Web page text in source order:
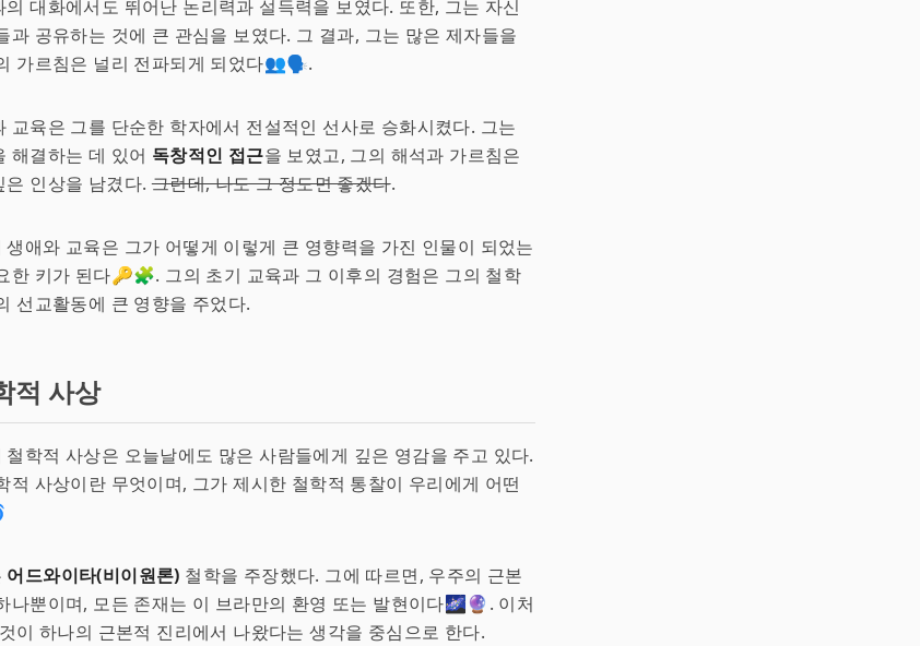
대화에서도 뛰어난 논리력과 설득력을 보였다. 또한, 그는 자신
과 공유하는 것에 큰 관심을 보였다. 그 결과, 그는 많은 제자들을
가르침은 널리 전파되게 되었다👥🗣.
교육은 그를 단순한 학자에서 전설적인 선사로 승화시켰다. 그는
해결하는 데 있어 독창적인 접근을 보였고, 그의 해석과 가르침은
은 인상을 남겼다.그런데, 나도 그 정도면 좋겠다.
애와 교육은 그가 어떻게 이렇게 큰 영향력을 가진 인물이 되었는
한 키가 된다🔑🧩. 그의 초기 교육과 그 이후의 경험은 그의 철학
선교활동에 큰 영향을 주었다.
적 사상
학적 사상은 오늘날에도 많은 사람들에게 깊은 영감을 주고 있다.
적 사상이란 무엇이며, 그가 제시한 철학적 통찰이 우리에게 어떤
어드와이타(비이원론) 철학을 주장했다. 그에 따르면, 우주의 근본
나뿐이며, 모든 존재는 이 브라만의 환영 또는 발현이다🌌🔮. 이처
이 하나의 근본적 진리에서 나왔다는 생각을 중심으로 한다.